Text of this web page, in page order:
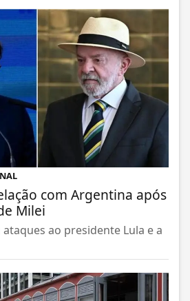
com Argentina após
Milei
ao presidente Lula e a